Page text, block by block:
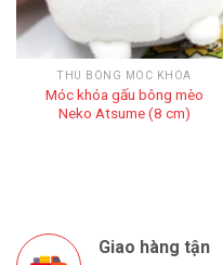
THÚ BÔNG MÓC KHÓA
Móc khóa gấu bông mèo
Neko Atsume (8 cm)
Giao hàng tận